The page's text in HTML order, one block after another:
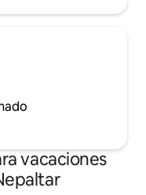
vacaciones